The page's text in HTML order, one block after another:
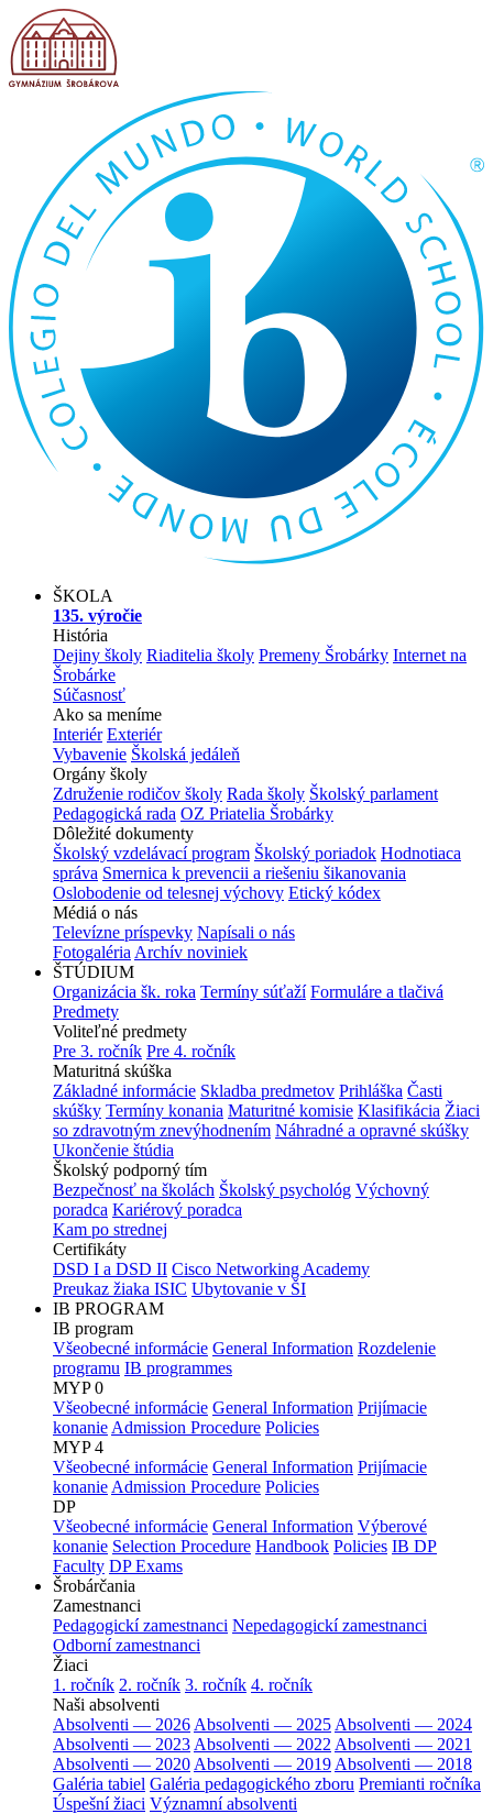
ŠKOLA
135. výročie
História
Dejiny školy Riaditelia školy Premeny Šrobárky Internet na
Šrobárke
Súčasnosť
Ako sa meníme
Interiér Exteriér
Vybavenie Školská jedáleň
Orgány školy
Združenie rodičov školy Rada školy Školský parlament
Pedagogická rada OZ Priatelia Šrobárky
Dôležité dokumenty
Školský vzdelávací program Školský poriadok Hodnotiaca
správa Smernica k prevencii a riešeniu šikanovania
Oslobodenie od telesnej výchovy Etický kódex
Médiá o nás
Televízne príspevky Napísali o nás
Fotogaléria Archív noviniek
ŠTÚDIUM
Organizácia šk. roka Termíny súťaží Formuláre a tlačivá
Predmety
Voliteľné predmety
Pre 3. ročník Pre 4. ročník
Maturitná skúška
Základné informácie Skladba predmetov Prihláška Časti
skúšky Termíny konania Maturitné komisie Klasifikácia Žiaci
so zdravotným znevýhodnením Náhradné a opravné skúšky
Ukončenie štúdia
Školský podporný tím
Bezpečnosť na školách Školský psychológ Výchovný
poradca Kariérový poradca
Kam po strednej
Certifikáty
DSD I a DSD II Cisco Networking Academy
Preukaz žiaka ISIC Ubytovanie v ŠI
IB PROGRAM
IB program
Všeobecné informácie General Information Rozdelenie
programu IB programmes
MYP 0
Všeobecné informácie General Information Prijímacie
konanie Admission Procedure Policies
MYP 4
Všeobecné informácie General Information Prijímacie
konanie Admission Procedure Policies
DP
Všeobecné informácie General Information Výberové
konanie Selection Procedure Handbook Policies IB DP
Faculty DP Exams
Šrobárčania
Zamestnanci
Pedagogickí zamestnanci Nepedagogickí zamestnanci
Odborní zamestnanci
Žiaci
1. ročník 2. ročník 3. ročník 4. ročník
Naši absolventi
Absolventi — 2026 Absolventi — 2025 Absolventi — 2024
Absolventi — 2023 Absolventi — 2022 Absolventi — 2021
Absolventi — 2020 Absolventi — 2019 Absolventi — 2018
Galéria tabiel Galéria pedagogického zboru Premianti ročníka
Úspešní žiaci Významní absolventi